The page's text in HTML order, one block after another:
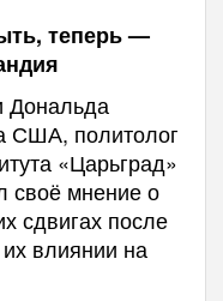
теперь —
Дональда
США, политолог
«Царьград»
своё мнение о
сдвигах после
влиянии на